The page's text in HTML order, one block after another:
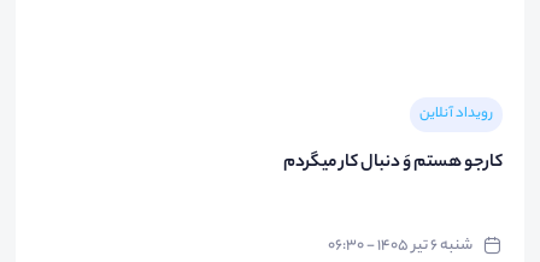
رویداد آنلاین
کارجو هستم وَ دنبال کار میگردم
شنبه ۶ تیر ۱۴۰۵ - ۰۶:۳۰